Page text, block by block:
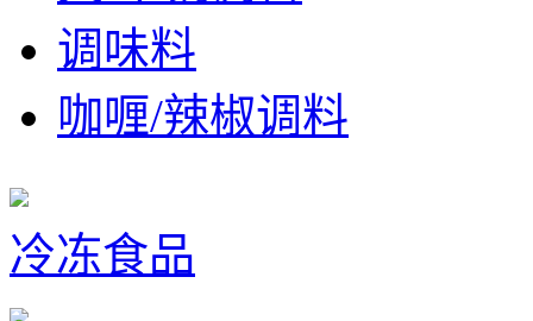
调味料
咖喱/辣椒调料
冷冻食品